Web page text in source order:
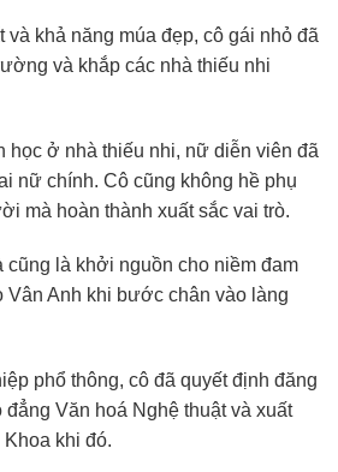
khả năng múa đẹp, cô gái nhỏ đã
và khắp các nhà thiếu nhi
học ở nhà thiếu nhi, nữ diễn viên đã
nữ chính. Cô cũng không hề phụ
mà hoàn thành xuất sắc vai trò.
là khởi nguồn cho niềm đam
Vân Anh khi bước chân vào làng
phổ thông, cô đã quyết định đăng
Văn hoá Nghệ thuật và xuất
khi đó.